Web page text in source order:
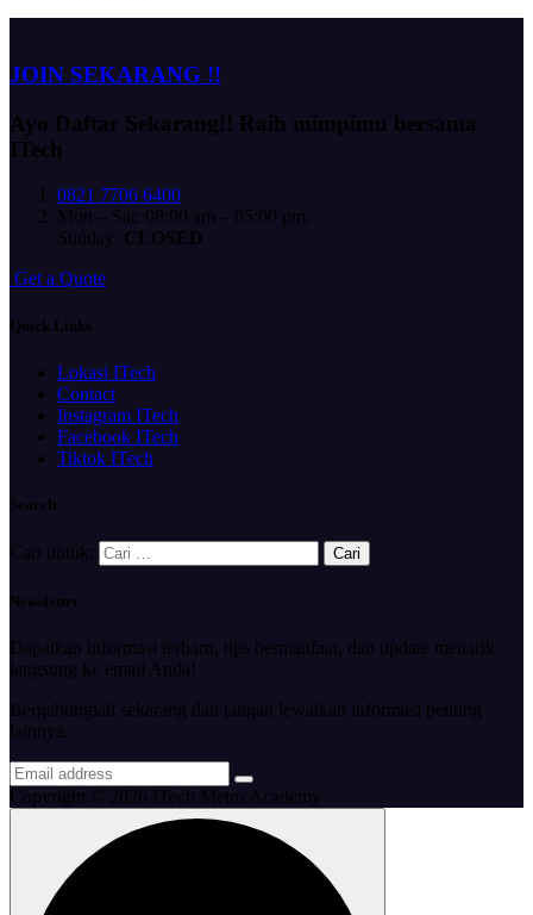
JOIN SEKARANG !!
Ayo Daftar Sekarang!! Raih mimpimu bersama
ITech
0821 7706 6400
Mon – Sat: 08:00 am – 05:00 pm,
Sunday: CLOSED
Get a Quote
Quick Links
Lokasi ITech
Contact
Instagram ITech
Facebook ITech
Tiktok ITech
Search
Cari untuk:
Newsletter
Dapatkan informasi terbaru, tips bermanfaat, dan update menarik
langsung ke email Anda!
Bergabunglah sekarang dan jangan lewatkan informasi penting
lainnya.
Copyright © 2026 ITech Metro Academy